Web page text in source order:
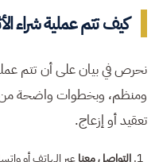
كيف تتم عملية شراء
نحرص في بيان على أن تتم
ومنظم، وبخطوات واضحة من
تعقيد أو إزعاج.
التواصل معناعبر الهاتف أو